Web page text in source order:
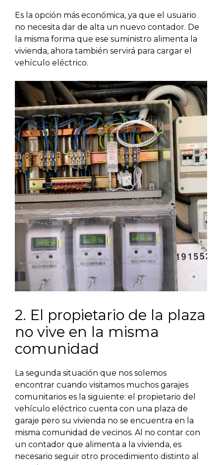
Es la opción más económica, ya que el usuario
no necesita dar de alta un nuevo contador. De
la misma forma que ese suministro alimenta la
vivienda, ahora también servirá para cargar el
vehículo eléctrico.
2. El propietario de la plaza
no vive en la misma
comunidad
La segunda situación que nos solemos
encontrar cuando visitamos muchos garajes
comunitarios es la siguiente: el propietario del
vehículo eléctrico cuenta con una plaza de
garaje pero su vivienda no se encuentra en la
misma comunidad de vecinos. Al no contar con
un contador que alimenta a la vivienda, es
necesario seguir otro procedimiento distinto al